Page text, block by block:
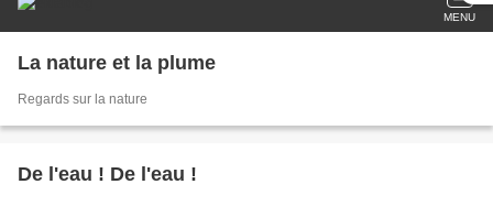
MENU
La nature et la plume
Regards sur la nature
De l'eau ! De l'eau !